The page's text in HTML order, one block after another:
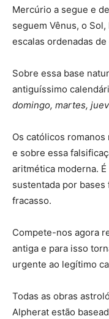
Mercúrio a segue e
seguem Vênus, o
escalas ordenadas de
Sobre essa base
antiguíssimo
domingo, martes,
Os católicos
e sobre essa
aritmética moderna.
sustentada por
fracasso.
Compete-nos agora
antiga e para isso
urgente ao legítimo
Todas as obras
Alpherat estão